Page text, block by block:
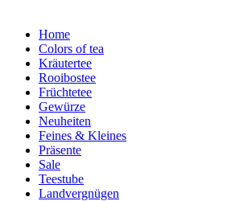
Home
Colors of tea
Kräutertee
Rooibostee
Früchtetee
Gewürze
Neuheiten
Feines & Kleines
Präsente
Sale
Teestube
Landvergnügen